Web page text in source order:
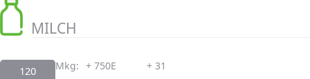
MILCH
120 Mkg: + 750E
+ 31